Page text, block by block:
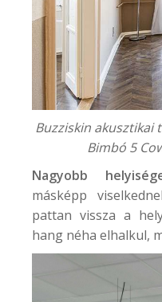
Buzziskin akusztikai
Bimbó 5
Nagyobb
másképp
pattan vissza a
hang néha elhalkul,